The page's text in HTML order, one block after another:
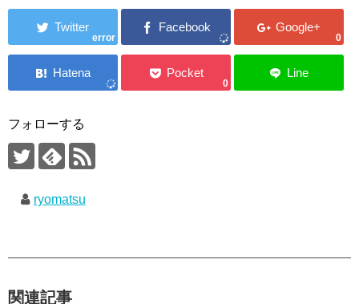
error 0
0
フォローする
ryomatsu
関連記事